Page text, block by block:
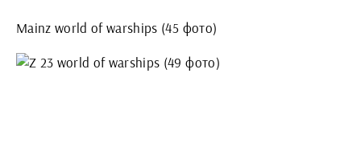
Mainz world of warships (45 фото)